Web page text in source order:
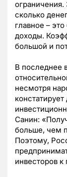
сколько
главное –
доходы.
большой и
В последнее
несмотря
Санин:
больше, чем
Поэтому,
инвесторов